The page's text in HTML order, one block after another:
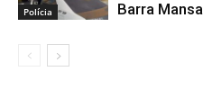
Polícia Barra Mansa